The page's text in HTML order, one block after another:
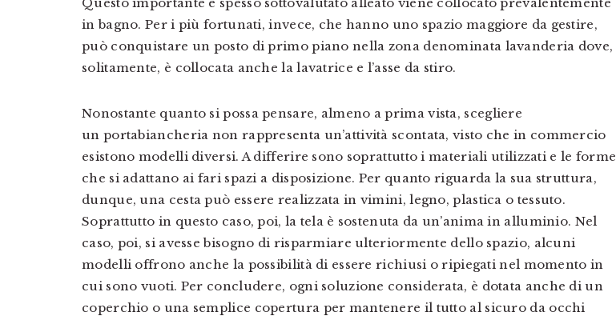
in bagno. Per i più fortunati, invece, che hanno uno spazio maggiore da gestire,
può conquistare un posto di primo piano nella zona denominata lavanderia dove,
solitamente, è collocata anche la lavatrice e l’asse da stiro.
Nonostante quanto si possa pensare, almeno a prima vista, scegliere
un portabiancheria non rappresenta un’attività scontata, visto che in commercio
esistono modelli diversi. A differire sono soprattutto i materiali utilizzati e le forme
che si adattano ai fari spazi a disposizione. Per quanto riguarda la sua struttura,
dunque, una cesta può essere realizzata in vimini, legno, plastica o tessuto.
Soprattutto in questo caso, poi, la tela è sostenuta da un’anima in alluminio. Nel
caso, poi, si avesse bisogno di risparmiare ulteriormente dello spazio, alcuni
modelli offrono anche la possibilità di essere richiusi o ripiegati nel momento in
cui sono vuoti. Per concludere, ogni soluzione considerata, è dotata anche di un
coperchio o una semplice copertura per mantenere il tutto al sicuro da occhi